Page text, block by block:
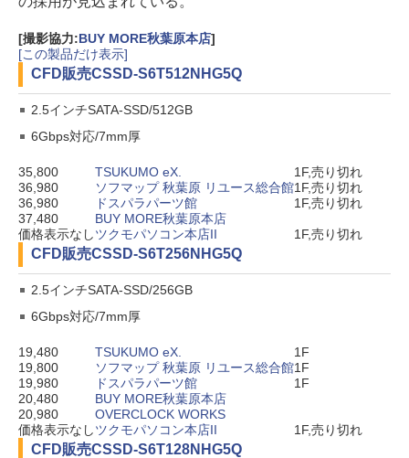
[撮影協力:BUY MORE秋葉原本店]
[この製品だけ表示]
CFD販売CSSD-S6T512NHG5Q
2.5インチSATA-SSD/512GB
6Gbps対応/7mm厚
35,800 TSUKUMO eX.
1F,売り切れ
36,980
ソフマップ 秋葉原 リユース総合館1F,売り切れ
36,980
ドスパラパーツ館
1F,売り切れ
37,480
BUY MORE秋葉原本店
価格表示なしツクモパソコン本店II 1F,売り切れ
CFD販売CSSD-S6T256NHG5Q
2.5インチSATA-SSD/256GB
6Gbps対応/7mm厚
19,480 TSUKUMO eX.
1F
19,800
ソフマップ 秋葉原 リユース総合館1F
19,980
ドスパラパーツ館
1F
20,480
BUY MORE秋葉原本店
20,980
OVERCLOCK WORKS
価格表示なしツクモパソコン本店II 1F,売り切れ
CFD販売CSSD-S6T128NHG5Q